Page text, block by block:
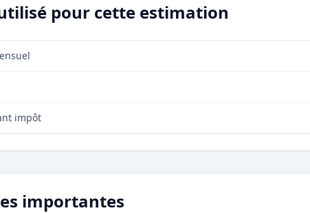
pour cette estimation
impôt
importantes